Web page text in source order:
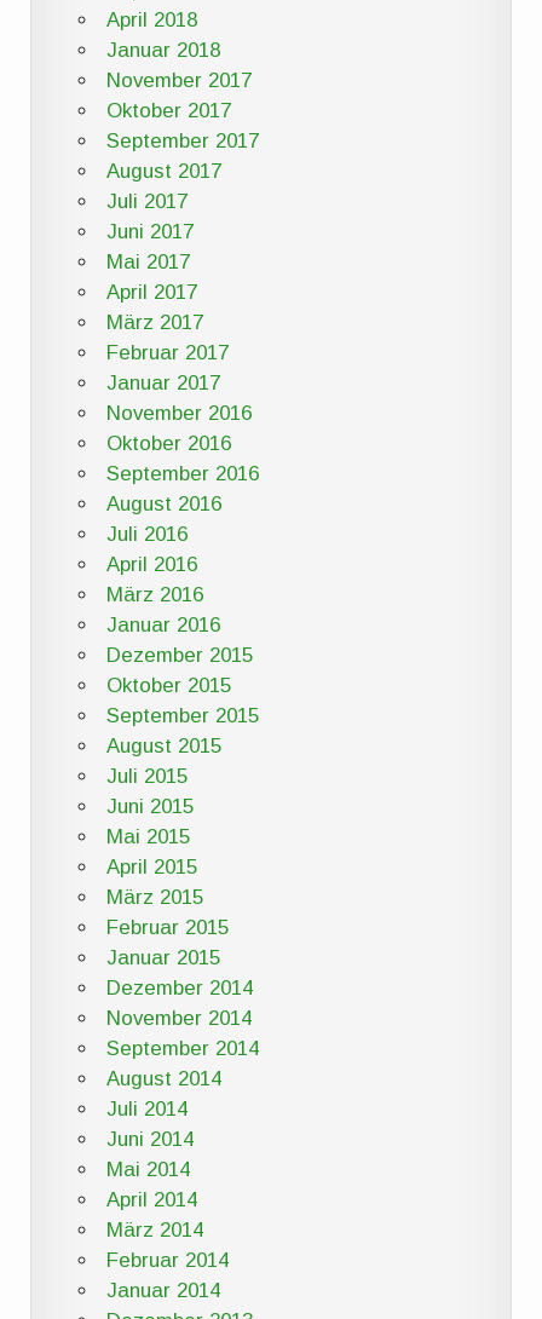
April 2018
Januar 2018
November 2017
Oktober 2017
September 2017
August 2017
Juli 2017
Juni 2017
Mai 2017
April 2017
März 2017
Februar 2017
Januar 2017
November 2016
Oktober 2016
September 2016
August 2016
Juli 2016
April 2016
März 2016
Januar 2016
Dezember 2015
Oktober 2015
September 2015
August 2015
Juli 2015
Juni 2015
Mai 2015
April 2015
März 2015
Februar 2015
Januar 2015
Dezember 2014
November 2014
September 2014
August 2014
Juli 2014
Juni 2014
Mai 2014
April 2014
März 2014
Februar 2014
Januar 2014